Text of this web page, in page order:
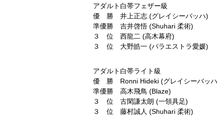
アダルト白帯フェザー級
優 勝 井上正志 (グレイシーバッハ)
準優勝 吉井啓悟 (Shuhari 柔術)
３ 位 西龍二 (高木幕府)
３ 位 大野皓一 (パラエストラ愛媛)
アダルト白帯ライト級
優 勝 Ronni Hideki (グレイシーバッ
準優勝 高木飛鳥 (Blaze)
３ 位 古閑謙太朗 (一領具足)
３ 位 藤村誠人 (Shuhari 柔術)